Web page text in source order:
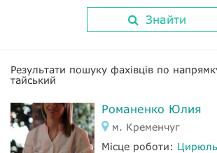
Знайти
Результати пошуку фахівців по
тайський
Романенко Юлия
м. Кременчуг
Місце роботи: